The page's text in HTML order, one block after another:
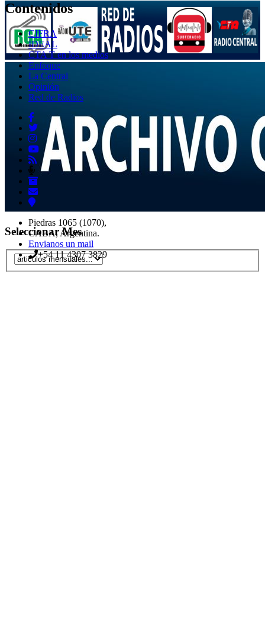
Seleccionar Mes
Contenidos
CIFRA
IDEAL
CTA T en los medios
Enfoque
La Central
Opinión
Red de Radios
Piedras 1065 (1070),
CABA, Argentina.
Envianos un mail
+54 11 4307 3829